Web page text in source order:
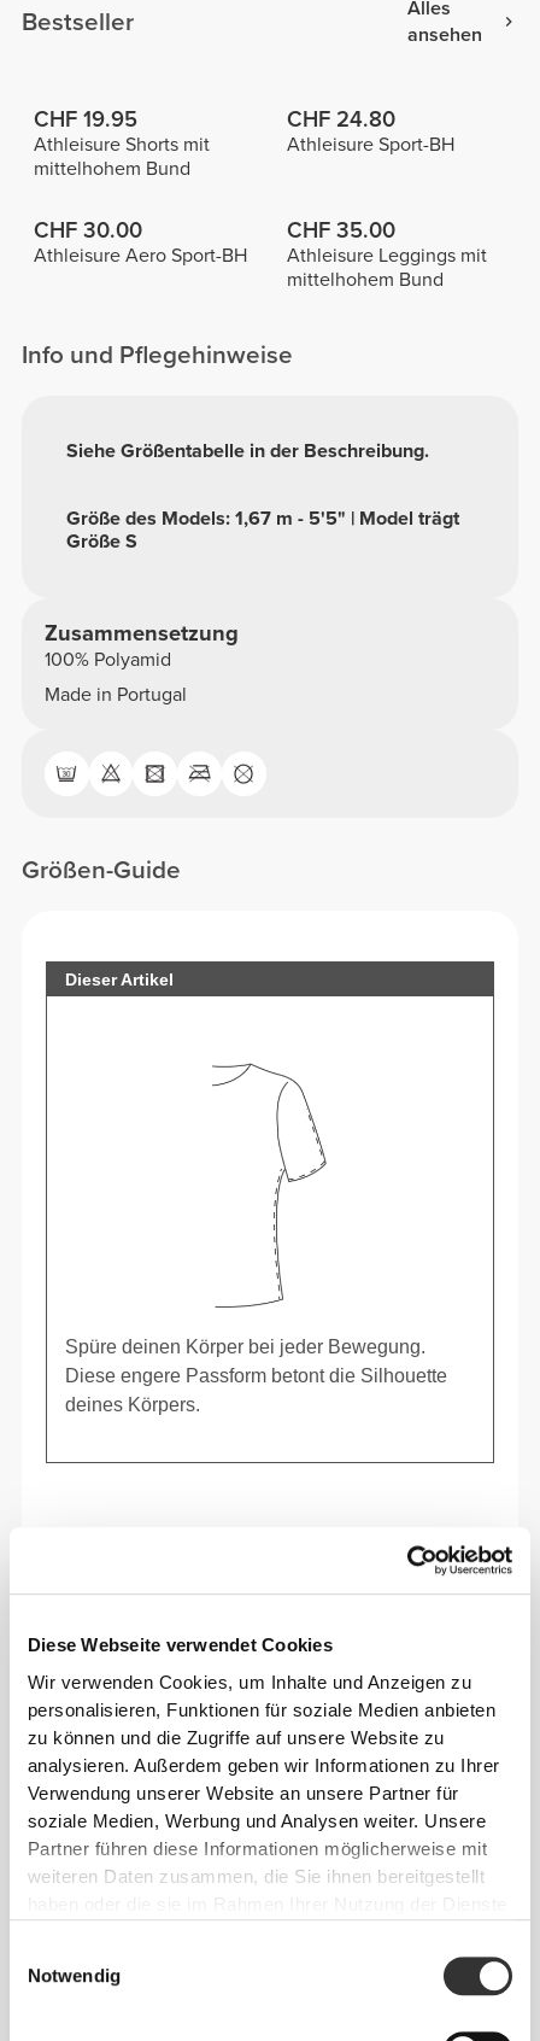
Diese Webseite verwendet Cookies
Wir verwenden Cookies, um Inhalte und Anzeigen zu
personalisieren, Funktionen für soziale Medien anbieten
zu können und die Zugriffe auf unsere Website zu
analysieren. Außerdem geben wir Informationen zu Ihrer
Verwendung unserer Website an unsere Partner für
soziale Medien, Werbung und Analysen weiter. Unsere
Partner führen diese Informationen möglicherweise mit
weiteren Daten zusammen, die Sie ihnen bereitgestellt
Notwendig
Bestseller
Alles
ansehen
CHF 19.95
Athleisure Shorts mit
mittelhohem Bund
CHF 24.80
Athleisure Sport-BH
CHF 30.00
Athleisure Aero Sport-BH
CHF 35.00
Athleisure Leggings mit
mittelhohem Bund
Info und Pflegehinweise
Größe des Models: 1,67 m - 5'5" | Model trägt
Größe S
Siehe Größentabelle in der Beschreibung.
Zusammensetzung
100% Polyamid
Made in Portugal
Größen-Guide
Dieser Artikel
Spüre deinen Körper bei jeder Bewegung.
Diese engere Passform betont die Silhouette
deines Körpers.
Sich jeden Tag bequem und frei bewegen zu
können, das ist die Devise.